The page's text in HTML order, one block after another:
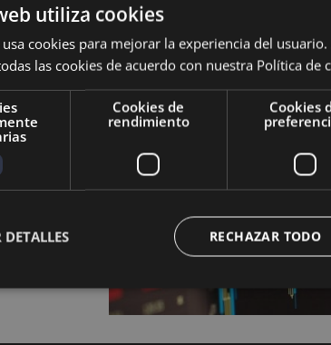
que
utiliza cookies
usa cookies para mejorar la experiencia del
las cookies de acuerdo con nuestra Política de
Cookies de
rendimiento
Cookies
RECHAZAR TODO